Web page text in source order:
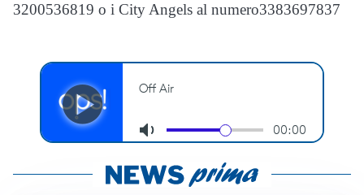
3200536819 o i City Angels al numero3383697837